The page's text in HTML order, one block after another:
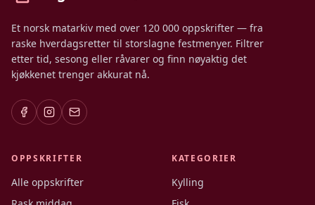
Et norsk matarkiv med over 120 000 oppskrifter — fra
raske hverdagsretter til storslagne festmenyer. Filtrer
etter tid, sesong eller råvarer og finn nøyaktig det
kjøkkenet trenger akkurat nå.
OPPSKRIFTER
Alle oppskrifter
KATEGORIER
Kylling